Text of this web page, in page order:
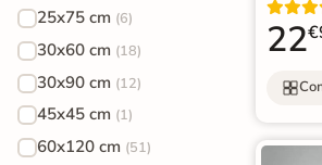
Carrelage
effet
marbre
Carrelage
vous
enquelques jours
Bain
Accessoires pour la pose de parquets et
25x75 cm (6)
30x60 cm (18)
30x90 cm (12)
45x45 cm (1)
60x120 cm (51)
22